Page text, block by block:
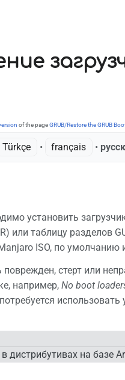
of the pageGRUB/Restore the GRUB
Türkçe • ‎ français • ‎
установить
или таблицу разделов
ISO, по умолчанию
стерт или
например, No boot
на базе